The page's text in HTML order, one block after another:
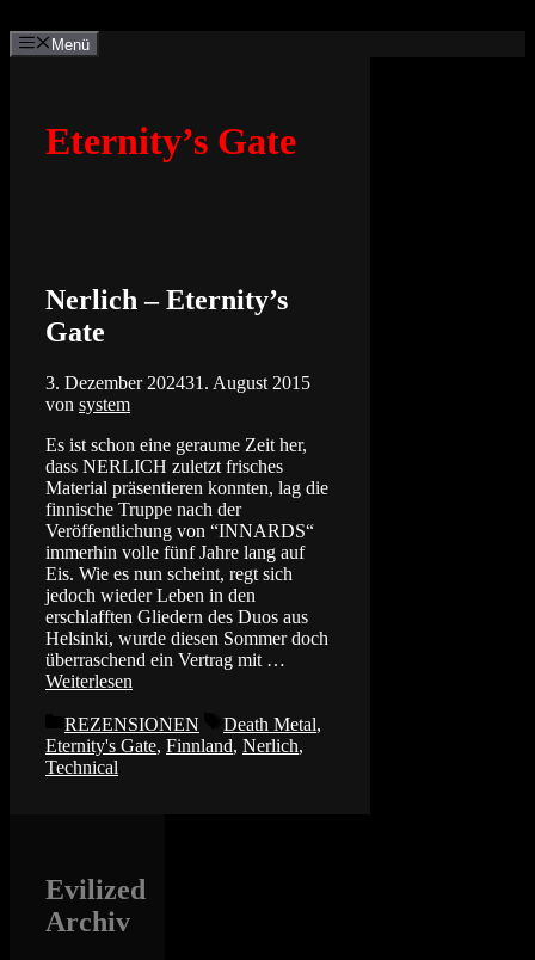
Inhalt
springen
Menü
Eternity’s Gate
Nerlich – Eternity’s
Gate
3. Dezember 202431. August 2015
von system
Es ist schon eine geraume Zeit her,
dass NERLICH zuletzt frisches
Material präsentieren konnten, lag die
finnische Truppe nach der
Veröffentlichung von “INNARDS“
immerhin volle fünf Jahre lang auf
Eis. Wie es nun scheint, regt sich
jedoch wieder Leben in den
erschlafften Gliedern des Duos aus
Helsinki, wurde diesen Sommer doch
überraschend ein Vertrag mit …
Weiterlesen
Kategorien
REZENSIONEN Schlagwörter
Death Metal,
Eternity's Gate, Finnland, Nerlich,
Technical
Evilized
Archiv